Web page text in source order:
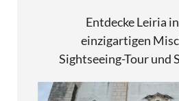
Entdecke Leiria
einzigartigen
Sightseeing-Tour und